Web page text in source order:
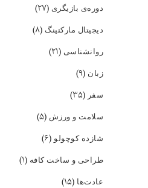
دوره‌ی بازیگری (۲۷)
دیجیتال مارکتینگ (۸)
روانشناسی (۲۱)
زبان (۹)
سفر (۳۵)
سلامت و ورزش (۵)
شازده کوچولو(۶)
طراحی و ساخت کافه (۱)
عادت‌ها (۱۵)